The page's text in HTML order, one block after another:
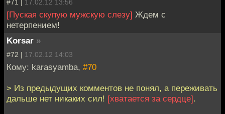
#71 | 17.02.12 13:56
[Пуская скупую мужскую слезу] Ждем с
нетерпением!
Korsar »
#72 | 17.02.12 14:03
Кому: karasyamba, #70
> Из предыдущих комментов не понял, а переживать
дальше нет никаких сил! [хватается за сердце].